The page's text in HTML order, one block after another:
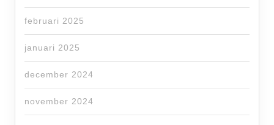
februari 2025
januari 2025
december 2024
november 2024